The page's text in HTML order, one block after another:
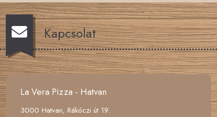
Kapcsolat
La Vera Pizza - Hatvan
3000 Hatvan, Rákóczi út 19.